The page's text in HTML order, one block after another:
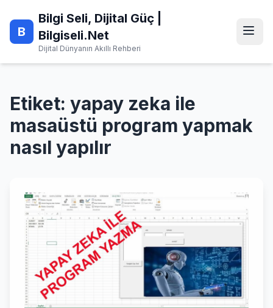
content
B
Bilgi Seli, Dijital Güç |
Bilgiseli.Net
Dijital Dünyanın Akıllı Rehberi
Etiket: yapay zeka ile
masaüstü program yapmak
nasıl yapılır